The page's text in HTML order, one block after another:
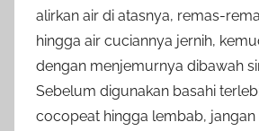
alirkan air di atasnya, remas-
hingga air cuciannya jernih,
dengan menjemurnya dibawah
Sebelum digunakan basahi
cocopeat hingga lembab, jangan